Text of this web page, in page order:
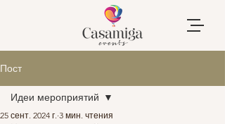
Пост
Идеи мероприятий
25 сент. 2024 г. 3 мин. чтения